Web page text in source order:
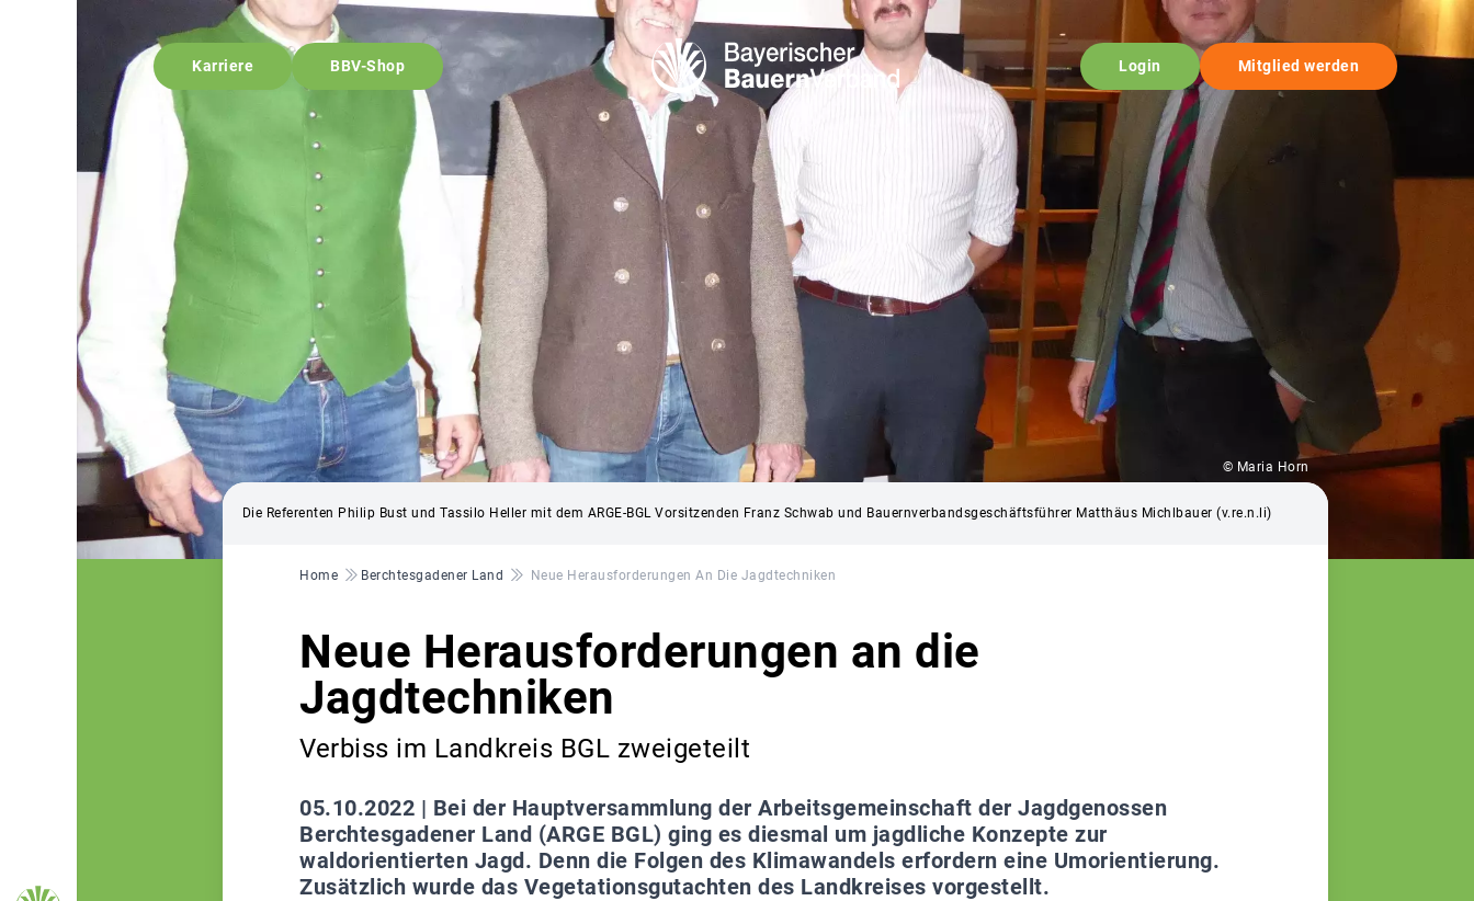
Karriere BBV-Shop Login Mitglied werden
© Maria Horn
Die Referenten Philip Bust und Tassilo Heller mit dem ARGE-BGL Vorsitzenden Franz Schwab und Bauernverbandsgeschäftsführer Matthäus Michlbauer (v.re.n.li)
Pfadnavigation
Home Berchtesgadener Land Neue Herausforderungen An Die Jagdtechniken
Neue Herausforderungen an die
Jagdtechniken
Verbiss im Landkreis BGL zweigeteilt
05.10.2022 | Bei der Hauptversammlung der Arbeitsgemeinschaft der Jagdgenossen
Berchtesgadener Land (ARGE BGL) ging es diesmal um jagdliche Konzepte zur
waldorientierten Jagd. Denn die Folgen des Klimawandels erfordern eine Umorientierung.
Zusätzlich wurde das Vegetationsgutachten des Landkreises vorgestellt.